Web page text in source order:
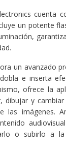
cuenta
un potente
un avanzado
e inserta
ofrece la
dibujar y
las imágenes.
o subirlo a